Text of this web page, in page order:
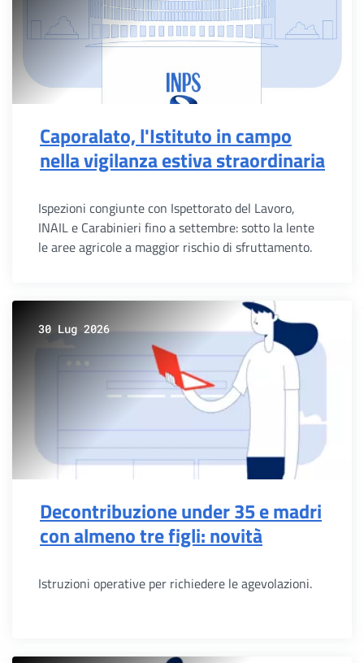
Caporalato, l'Istituto in campo
nella vigilanza estiva straordinaria
Ispezioni congiunte con Ispettorato del Lavoro,
INAIL e Carabinieri fino a settembre: sotto la lente
le aree agricole a maggior rischio di sfruttamento.
30 Lug 2026
Decontribuzione under 35 e madri
con almeno tre figli: novità
Istruzioni operative per richiedere le agevolazioni.